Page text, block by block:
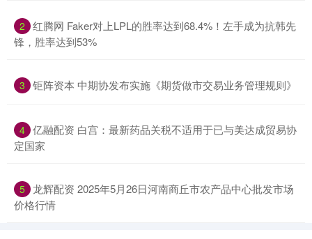
2 红腾网 Faker对上LPL的胜率达到68.4%！左手成为抗韩先
锋，胜率达到53%
3 钜阵资本 中期协发布实施《期货做市交易业务管理规则》
4 亿融配资 白宫：最新药品关税不适用于已与美达成贸易协
定国家
5 龙辉配资 2025年5月26日河南商丘市农产品中心批发市场
价格行情